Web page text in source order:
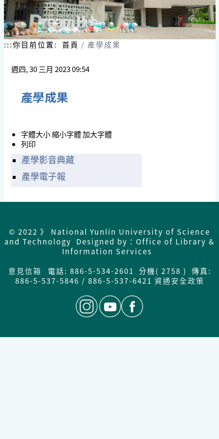
跳
到
主
要
內:::你目前位置: 首頁 產學成果
週四, 30 三月 2023 09:54
產學成果
字體大小縮小字體加大字體
列印
產學影音典藏
產學電子報
© 2022 》 National Yunlin University of Science
and Technology Designed by：Office of Library &
Information Services
意見信箱
電話: 886-5-534-2601 分機( 2758 ) 傳真:
886-5-537-5846 / 886-5-537-6421 資通安全政策